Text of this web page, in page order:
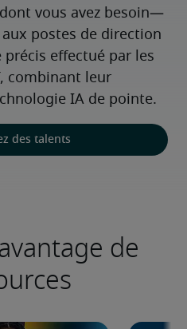
vous avez besoin—
postes de direction
effectué par les
combinant leur
IA de pointe.
des talents
de